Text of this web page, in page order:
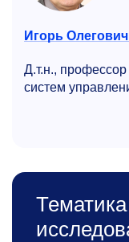
Игорь
Д.т.н.,
систем